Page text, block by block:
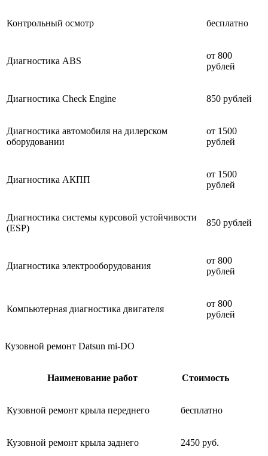
Контрольный осмотр бесплатно
Диагностика ABS
от 800
рублей
Диагностика Check Engine 850 рублей
Диагностика автомобиля на дилерском
оборудовании
от 1500
рублей
Диагностика АКПП
от 1500
рублей
Диагностика системы курсовой устойчивости
(ESP)
850 рублей
Диагностика электрооборудования
от 800
рублей
Компьютерная диагностика двигателя
от 800
рублей
Кузовной ремонт Datsun mi-DO
Наименование работ Стоимость
Кузовной ремонт крыла переднего бесплатно
Кузовной ремонт крыла заднего 2450 руб.